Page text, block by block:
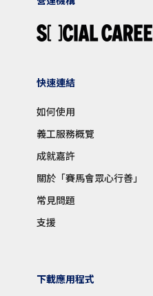
快速連結
如何使用
義工服務概覽
成就嘉許
關於「賽馬會眾心行善」
常見問題
支援
下載應用程式